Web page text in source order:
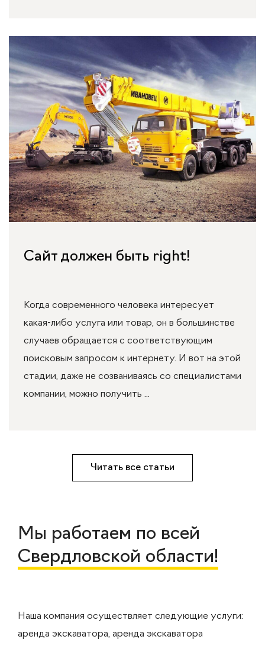
Сайт должен быть right!
Когда современного человека интересует
какая-либо услуга или товар, он в большинстве
случаев обращается с соответствующим
поисковым запросом к интернету. И вот на этой
стадии, даже не созваниваясь со специалистами
компании, можно получить ...
Читать все статьи
Мы работаем по всей
Свердловской области!
Наша компания осуществляет следующие услуги:
аренда экскаватора, аренда экскаватора